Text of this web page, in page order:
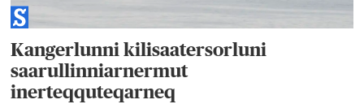
Kangerlunni kilisaatersorluni
saarullinniarnermut
inerteqquteqarneq